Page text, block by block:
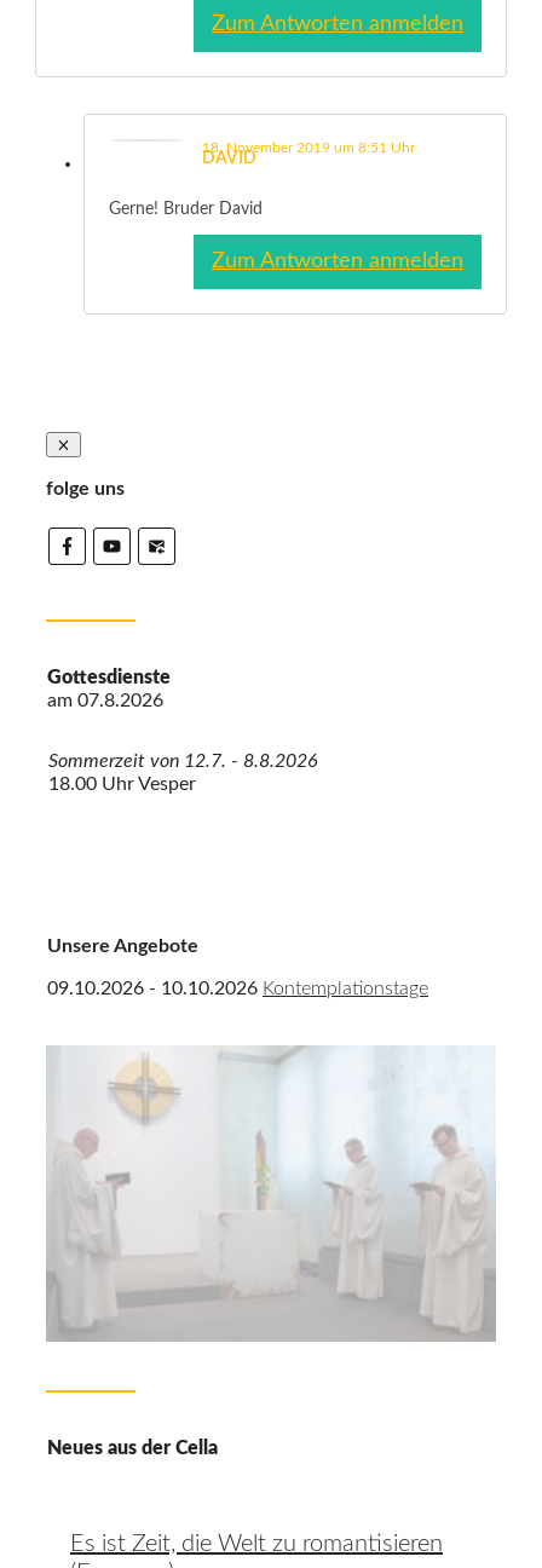
Zum Antworten anmelden
DAVID
18. November 2019 um 8:51 Uhr
Gerne! Bruder David
Zum Antworten anmelden
folge uns
Gottesdienste
am 07.8.2026
Sommerzeit von 12.7. - 8.8.2026
18.00 Uhr Vesper
Unsere Angebote
09.10.2026 - 10.10.2026 Kontemplationstage
Neues aus der Cella
Es ist Zeit, die Welt zu romantisieren